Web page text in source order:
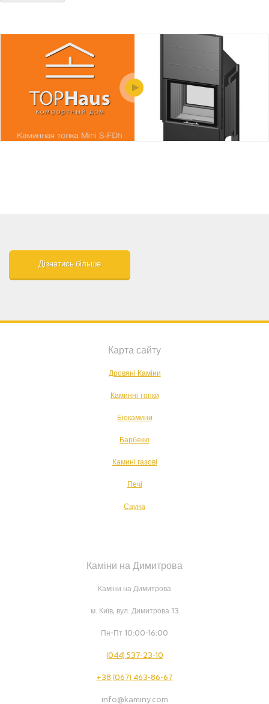
Дізнатись більше
Карта сайту
Дровяні Каміни
Каминні топки
Біокамини
Барбекю
Камині газові
Печі
Сауна
Каміни на Димитрова
Каміни на Димитрова
м. Київ, вул. Димитрова 13
Пн-Пт 10:00-16:00
(044) 537-23-10
+38 (067) 463-86-67
info@kaminy.com